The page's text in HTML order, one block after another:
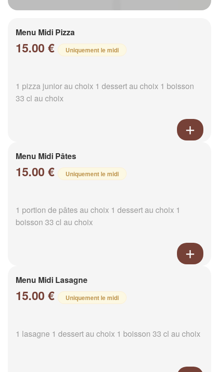
Menu Midi Pizza
15.00 € Uniquement le midi
1 pizza junior au choix 1 dessert au choix 1 boisson
33 cl au choix
Menu Midi Pâtes
15.00 € Uniquement le midi
1 portion de pâtes au choix 1 dessert au choix 1
boisson 33 cl au choix
Menu Midi Lasagne
15.00 € Uniquement le midi
1 lasagne 1 dessert au choix 1 boisson 33 cl au choix